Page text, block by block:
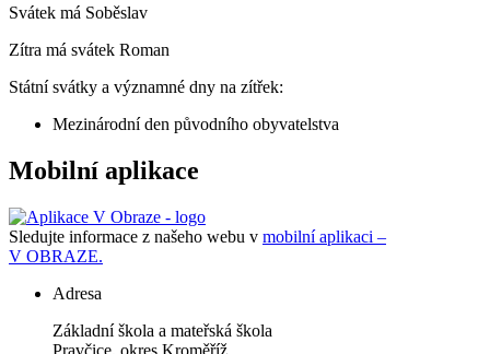
Svátek má Soběslav
Zítra má svátek Roman
Státní svátky a významné dny na zítřek:
Mezinárodní den původního obyvatelstva
Mobilní aplikace
Sledujte informace z našeho webu v mobilní aplikaci –
V OBRAZE.
Adresa
Základní škola a mateřská škola
Pravčice, okres Kroměříž